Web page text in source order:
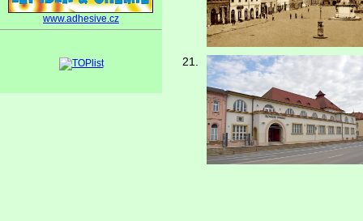
www.adhesive.cz
21.